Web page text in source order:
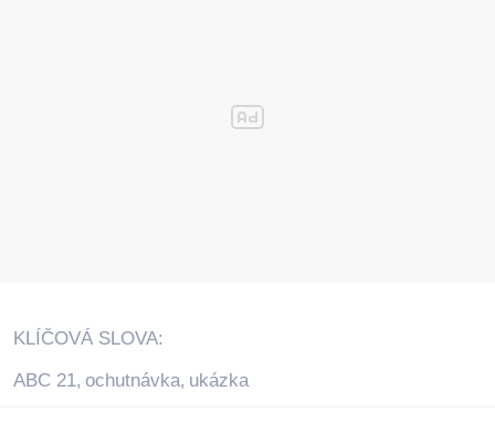
KLÍČOVÁ SLOVA:
ABC 21, ochutnávka, ukázka